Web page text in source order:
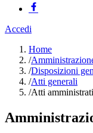
Accedi
Home
/
/Disposizioni
/Atti generali
/Atti